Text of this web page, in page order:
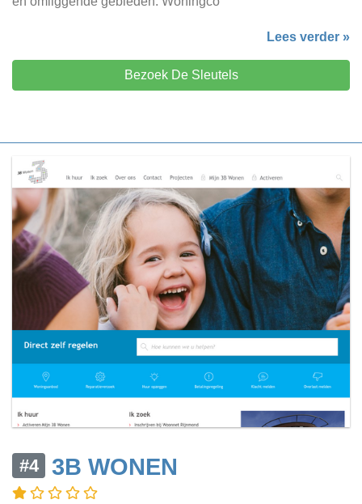
Lees verder »
Bezoek De Sleutels
#4 3B WONEN